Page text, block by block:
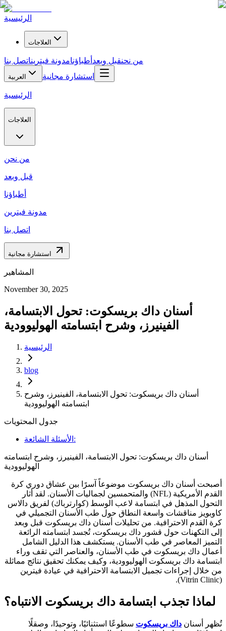
الرئيسية
العلاجات
من نحنقبل وبعد أطباؤنامدونة فيتريناتصل بنا
العربية استشارة مجانية
الرئيسية
العلاجات
من نحن
قبل وبعد
أطباؤنا
مدونة فيترين
اتصل بنا
استشارة مجانية
المشاهير
November 30, 2025
أسنان داك بريسكوت: تحول الابتسامة،
الفينيرز، وشرح ابتسامته الهوليوودية
الرئيسية
blog
أسنان داك بريسكوت: تحول الابتسامة، الفينيرز، وشرح
ابتسامته الهوليوودية
جدول المحتويات
الأسئلة الشائعة:
أسنان داك بريسكوت: تحول الابتسامة، الفينيرز، وشرح ابتسامته
الهوليوودية
أصبحت أسنان داك بريسكوت موضوعاً آسرًا بين عشاق دوري كرة
القدم الأمريكية (NFL) والمتحمسين لجماليات الأسنان. لقد أثار
التحول المذهل في ابتسامة لاعب الوسط (كوارترباك) لفريق دالاس
كاوبويز مناقشات واسعة النطاق حول طب الأسنان التجميلي في
كرة القدم الاحترافية. من تحليلات أسنان داك بريسكوت قبل وبعد
إلى التكهنات حول قشور داك بريسكوت، تُجسد ابتسامته الرائعة
التميز المعاصر في طب الأسنان. يستكشف هذا الدليل الشامل
أعمال داك بريسكوت في طب الأسنان، والعناصر التي تقف وراء
ابتسامة داك بريسكوت الهوليوودية، وكيف يمكنك تحقيق نتائج مماثلة
من خلال إجراءات تجميل الابتسامة الاحترافية في عيادة فيترين
(Vitrin Clinic).
لماذا تجذب ابتسامة داك بريسكوت الانتباه؟
تُظهر أسنان داك بريسكوت سطوعًا استثنائيًا، وتوحيدًا، وصقلًا